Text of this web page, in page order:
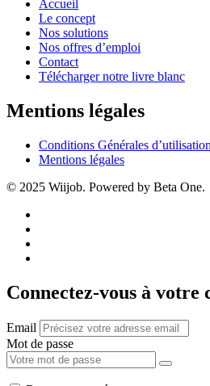
Accueil
Le concept
Nos solutions
Nos offres d’emploi
Contact
Télécharger notre livre blanc
Mentions légales
Conditions Générales d’utilisation
Mentions légales
© 2025 Wiijob. Powered by Beta One.
Connectez-vous à votre
Email
Mot de passe